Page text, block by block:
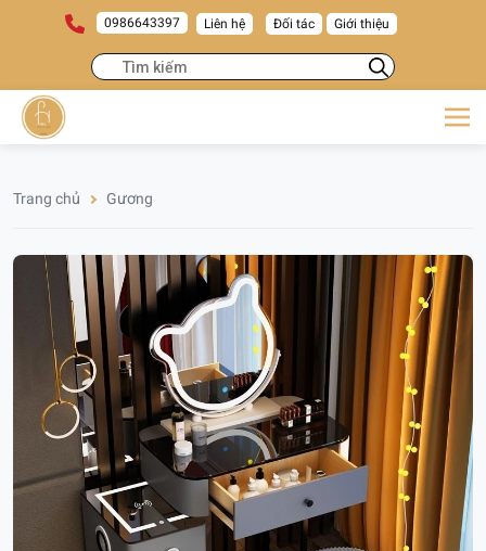
0986643397 Liên hệ Đối tác Giới thiệu
Trang chủ Gương